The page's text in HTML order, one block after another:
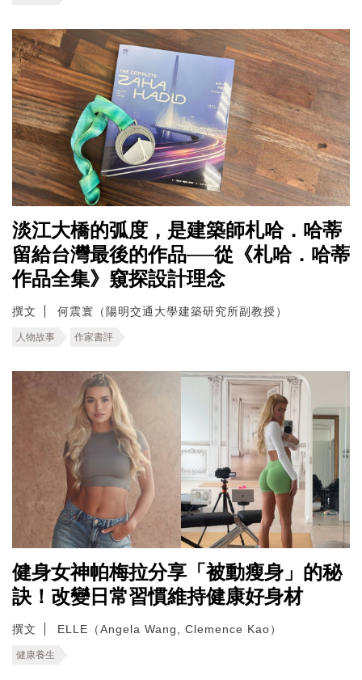
淡江大橋的弧度，是建築師札哈．哈蒂
留給台灣最後的作品──從《札哈．哈蒂
作品全集》窺探設計理念
撰文 何震寰（陽明交通大學建築研究所副教授）
人物故事 作家書評
健身女神帕梅拉分享「被動瘦身」的秘
訣！改變日常習慣維持健康好身材
撰文 ELLE（Angela Wang, Clemence Kao）
健康養生